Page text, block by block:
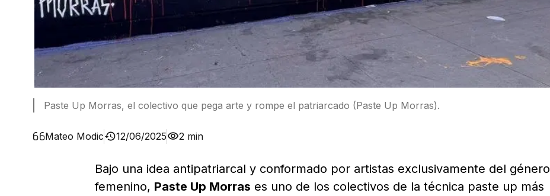
Paste Up Morras, el colectivo que pega arte y rompe el patriarcado (Paste Up Morras).
Mateo Modic 12/06/2025 2 min
Bajo una idea antipatriarcal y conformado por artistas exclusivamente del género
femenino, Paste Up Morras es uno de los colectivos de la técnica paste up más